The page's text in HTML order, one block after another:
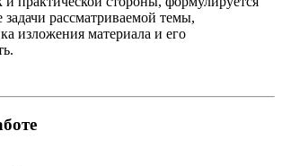
рассматриваемой темы,
изложения материала и его